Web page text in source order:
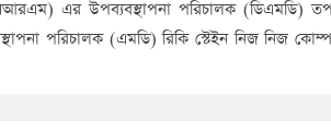
এর উপব্যবস্থাপনা পরিচালক (ডিএমডি)
পরিচালক (এমডি) রিকি স্টেইন নিজ নিজ